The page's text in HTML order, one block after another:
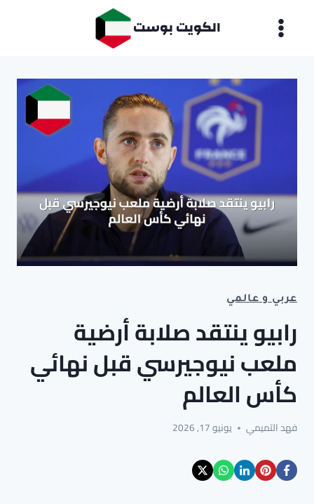
الكويت بوست
عربي و عالمي
رابيو ينتقد صلابة أرضية
ملعب نيوجيرسي قبل نهائي
كأس العالم
فهد التميمي يونيو 17, 2026